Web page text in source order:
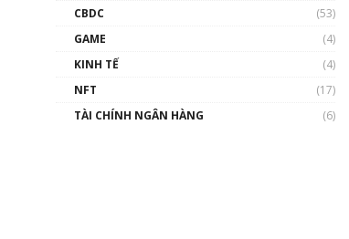
CBDC
(53)
GAME
(4)
KINH TẾ
(4)
NFT
(17)
TÀI CHÍNH NGÂN HÀNG
(6)